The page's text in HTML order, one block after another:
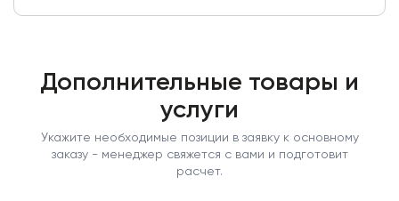
Дополнительные товары и
услуги
Укажите необходимые позиции в заявку к основному
заказу - менеджер свяжется с вами и подготовит
расчет.